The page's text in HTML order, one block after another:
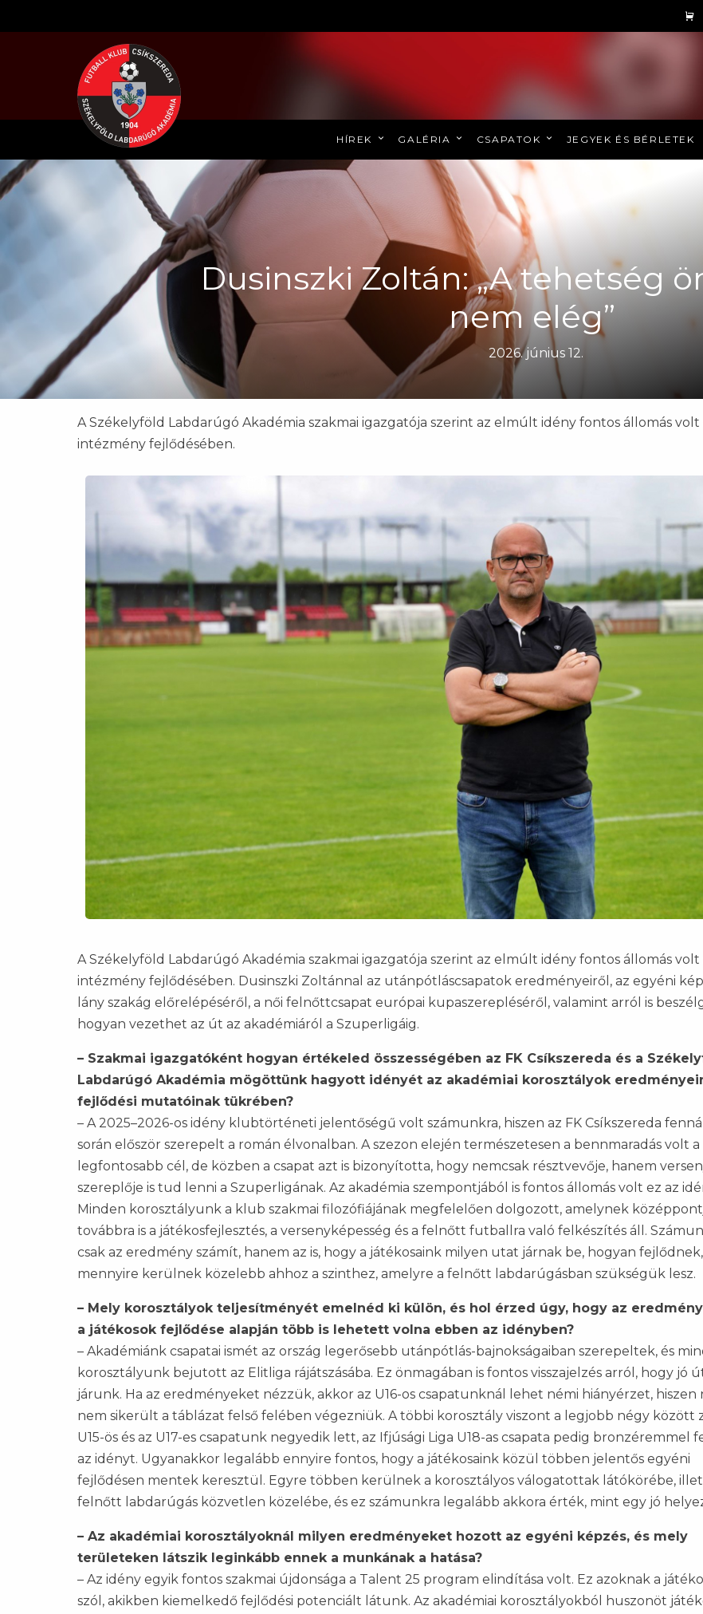
HÍREK GALÉRIA CSAPATOK JEGYEK ÉS BÉRLETEK
Dusinszki Zoltán: „A tehetség
nem elég”
2026. június 12.
A Székelyföld Labdarúgó Akadémia szakmai igazgatója szerint az elmúlt idény fontos állomás volt
intézmény fejlődésében.
A Székelyföld Labdarúgó Akadémia szakmai igazgatója szerint az elmúlt idény fontos állomás volt
intézmény fejlődésében. Dusinszki Zoltánnal az utánpótláscsapatok eredményeiről, az egyéni
lány szakág előrelépéséről, a női felnőttcsapat európai kupaszerepléséről, valamint arról is
hogyan vezethet az út az akadémiáról a Szuperligáig.
– Szakmai igazgatóként hogyan értékeled összességében az FK Csíkszereda és a
Labdarúgó Akadémia mögöttünk hagyott idényét az akadémiai korosztályok
fejlődési mutatóinak tükrében?
– A 2025–2026-os idény klubtörténeti jelentőségű volt számunkra, hiszen az FK Csíkszereda
során először szerepelt a román élvonalban. A szezon elején természetesen a bennmaradás volt a
legfontosabb cél, de közben a csapat azt is bizonyította, hogy nemcsak résztvevője, hanem
szereplője is tud lenni a Szuperligának. Az akadémia szempontjából is fontos állomás volt ez az
Minden korosztályunk a klub szakmai filozófiájának megfelelően dolgozott, amelynek
továbbra is a játékosfejlesztés, a versenyképesség és a felnőtt futballra való felkészítés áll.
csak az eredmény számít, hanem az is, hogy a játékosaink milyen utat járnak be, hogyan
mennyire kerülnek közelebb ahhoz a szinthez, amelyre a felnőtt labdarúgásban szükségük lesz.
– Mely korosztályok teljesítményét emelnéd ki külön, és hol érzed úgy, hogy az
a játékosok fejlődése alapján több is lehetett volna ebben az idényben?
– Akadémiánk csapatai ismét az ország legerősebb utánpótlás-bajnokságaiban szerepeltek, és
korosztályunk bejutott az Elitliga rájátszásába. Ez önmagában is fontos visszajelzés arról, hogy jó
járunk. Ha az eredményeket nézzük, akkor az U16-os csapatunknál lehet némi hiányérzet, hiszen
nem sikerült a táblázat felső felében végezniük. A többi korosztály viszont a legjobb négy között
U15-ös és az U17-es csapatunk negyedik lett, az Ifjúsági Liga U18-as csapata pedig bronzéremmel
az idényt. Ugyanakkor legalább ennyire fontos, hogy a játékosaink közül többen jelentős egyéni
fejlődésen mentek keresztül. Egyre többen kerülnek a korosztályos válogatottak látókörébe,
felnőtt labdarúgás közvetlen közelébe, és ez számunkra legalább akkora érték, mint egy jó
– Az akadémiai korosztályoknál milyen eredményeket hozott az egyéni képzés, és mely
területeken látszik leginkább ennek a munkának a hatása?
– Az idény egyik fontos szakmai újdonsága a Talent 25 program elindítása volt. Ez azoknak a
szól, akikben kiemelkedő fejlődési potenciált látunk. Az akadémiai korosztályokból huszonöt